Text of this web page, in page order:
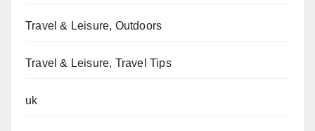
Travel & Leisure, Outdoors
Travel & Leisure, Travel Tips
uk